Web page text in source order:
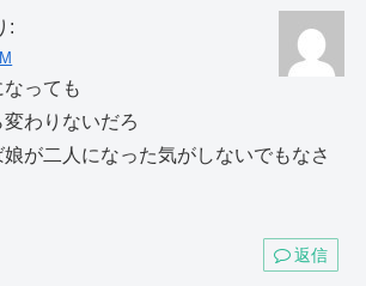
:
っても
わりないだろ
が二人になった気がしないでもなさ
返信